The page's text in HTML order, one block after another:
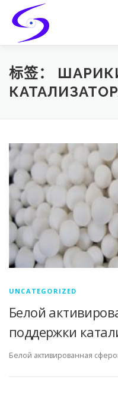
content
HOME PRODUCTS
标签：
UNCATEGORIZED
Белой
поддержки
Белой активированная